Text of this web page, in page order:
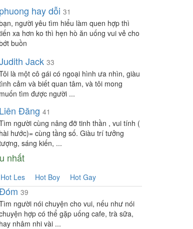
Chat
Chat
-Chat
go...-
Chat
phuong hay dỗi 31
người yêu tìm hiểu làm quen hợp thì
xa hơn ko thì hẹn hò ăn uống vui vẻ cho
buồn
Jack 33
là một cô gái có ngoại hình ưa nhìn, giàu
cảm và biết quan tâm, và tôi mong
muốn tìm được người ...
Liên Đăng 41
người cùng nâng đỡ tinh thần , vui tính (
hài hước)= cùng tầng số. Giàu trí tưởng
sáng kiến, ...
nhất
Hot Les Hot Boy Hot Gay
39
người nói chuyện cho vui, nếu như nói
hợp có thể gặp uống cafe, trà sữa,
hay nhâm nhi vài ...